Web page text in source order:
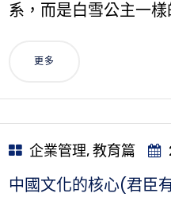
系，而是白雪公主一
更多
企業管理,教育篇
中國文化的核心(君臣